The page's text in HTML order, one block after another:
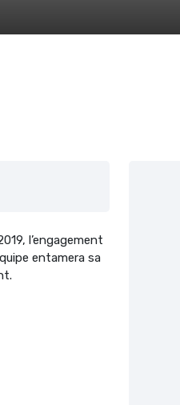
l’engagement
entamera sa